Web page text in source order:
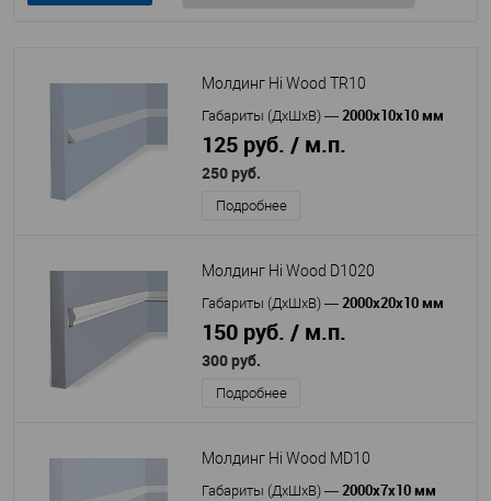
Молдинг Hi Wood TR10
Габариты (ДхШхВ) — 2000х10х10 мм
125 руб. / м.п.
250 руб.
Подробнее
Молдинг Hi Wood D1020
Габариты (ДхШхВ) — 2000х20х10 мм
150 руб. / м.п.
300 руб.
Подробнее
Молдинг Hi Wood MD10
Габариты (ДхШхВ) — 2000х7х10 мм